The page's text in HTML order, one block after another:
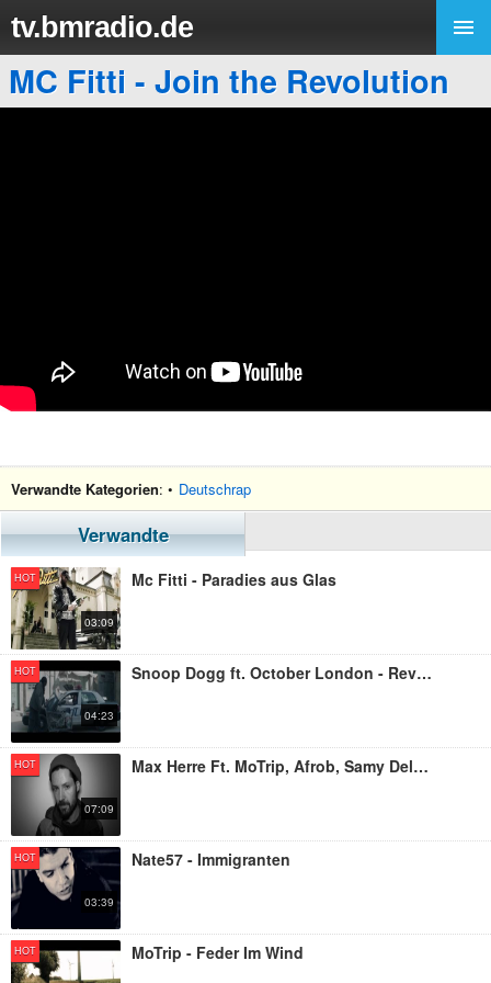
tv.bmradio.de
MC Fitti - Join the Revolution
Verwandte Kategorien: • Deutschrap
Verwandte
HOT
03:09
Mc Fitti - Paradies aus Glas
HOT
04:23
Snoop Dogg ft. October London - Revolution
HOT
07:09
Max Herre Ft. MoTrip, Afrob, Samy Deluxe & Megaloh - Rap Ist (Extended)
HOT
03:39
Nate57 - Immigranten
HOT MoTrip - Feder Im Wind